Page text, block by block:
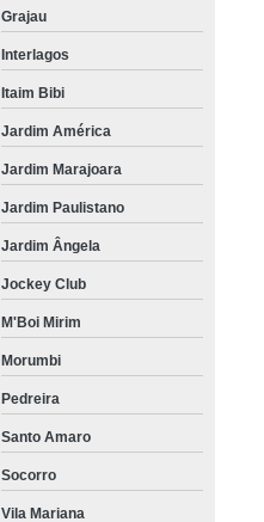
Grajau
Interlagos
Itaim Bibi
Jardim América
Jardim Marajoara
Jardim Paulistano
Jardim Ângela
Jockey Club
M'Boi Mirim
Morumbi
Pedreira
Santo Amaro
Socorro
Vila Mariana